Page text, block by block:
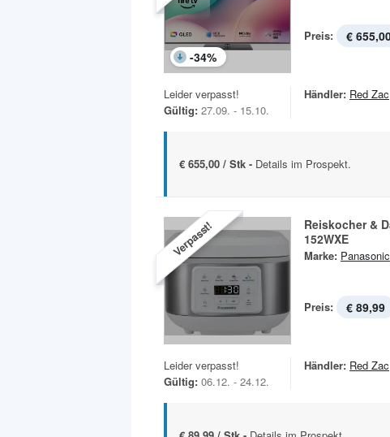
-34%
Preis: €
Leider verpasst!
Gültig: 27.09. - 15.10.
Händler: Red Zac
€ 655,00 / Stk - Details im Prospekt.
Verpasst!
Reiskocher &
152WXE
Marke: Panasonic
Preis: € 89,99
Leider verpasst!
Gültig: 06.12. - 24.12.
Händler: Red Zac